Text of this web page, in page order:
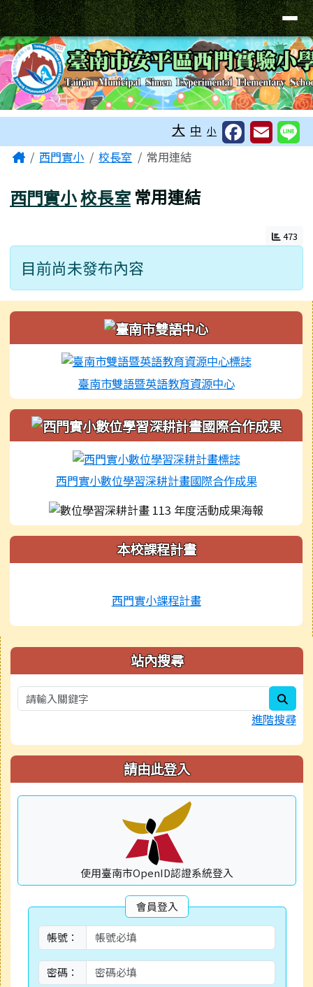
跳至主內容區
臺南市安平區西門實驗小學
導覽列
大 中 小
主內容區域
Home西門實小 校長室 常用連結
西門實小校長室 常用連結
473
目前尚未發布內容
左邊區域內容
臺南市雙語暨英語教育資源中心
西門實小數位學習深耕計畫國際合作成果
本校課程計畫
西門實小課程計畫
右邊區域內容 站內搜尋
進階搜尋
請由此登入
使用臺南市OpenID認證系統登入
會員登入
帳號：
密碼：
頁尾區域